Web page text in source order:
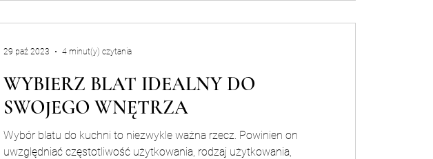
WYBIERZ BLAT IDEALNY DO
SWOJEGO WNĘTRZA
Wybór blatu do kuchni to niezwykle ważna rzecz. Powinien on
uwzględniać częstotliwość użytkowania, rodzaj użytkowania,
29 paź 2023 4 minut(y) czytania